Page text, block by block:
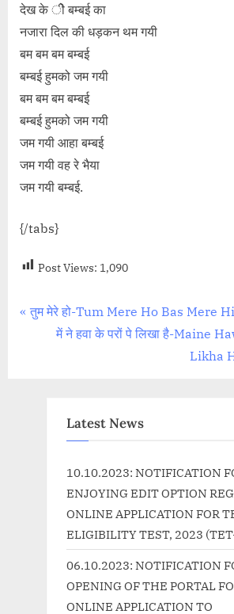
देख के ीे बम्बई का
नजारा दिल की धड़कन थम गयी
बम बम बम बम्बई
बम्बई हुमको जम गयी
बम बम बम बम्बई
बम्बई हुमको जम गयी
जम गयी आहा बम्बई
जम गयी वह रे भैया
जम गयी बम्बई.
{/tabs}
Post Views: 1,090
Post
navigation
P
तुम मेरे हो-Tum Mere Ho Bas Mere
N
में ने हवा के परों पे लिखा है-Maine
Likha
Latest News
10.10.2023: NOTIFICATION
ENJOYING EDIT OPTION
ONLINE APPLICATION FOR
ELIGIBILITY TEST, 2023
06.10.2023: NOTIFICATION
OPENING OF THE PORTAL
ONLINE APPLICATION TO